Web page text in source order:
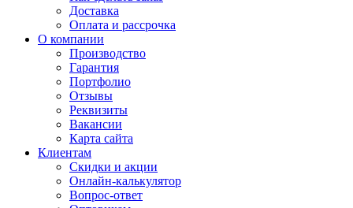
Доставка
Оплата и рассрочка
О компании
Производство
Гарантия
Портфолио
Отзывы
Реквизиты
Вакансии
Карта сайта
Клиентам
Скидки и акции
Онлайн-калькулятор
Вопрос-ответ